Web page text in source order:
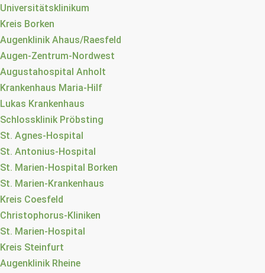
Universitätsklinikum
Kreis Borken
Augenklinik Ahaus/Raesfeld
Augen-Zentrum-Nordwest
Augustahospital Anholt
Krankenhaus Maria-Hilf
Lukas Krankenhaus
Schlossklinik Pröbsting
St. Agnes-Hospital
St. Antonius-Hospital
St. Marien-Hospital Borken
St. Marien-Krankenhaus
Kreis Coesfeld
Christophorus-Kliniken
St. Marien-Hospital
Kreis Steinfurt
Augenklinik Rheine